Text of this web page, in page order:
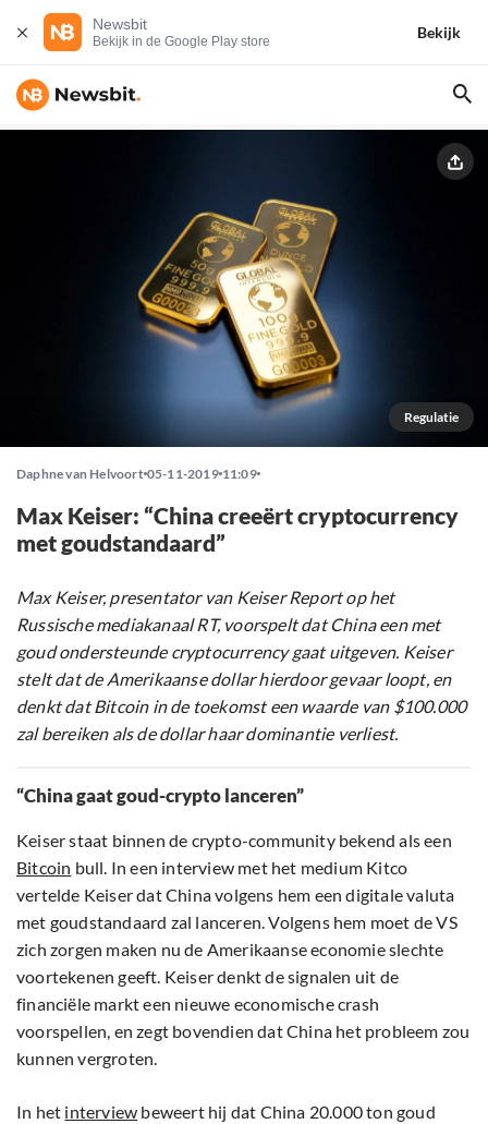
Newsbit
Bekijk in de Google Play store
Bekijk
Regulatie
Daphne van Helvoort 05-11-2019 11:09
Max Keiser: “China creeërt cryptocurrency
met goudstandaard”
Max Keiser, presentator van Keiser Report op het
Russische mediakanaal RT, voorspelt dat China een met
goud ondersteunde cryptocurrency gaat uitgeven. Keiser
stelt dat de Amerikaanse dollar hierdoor gevaar loopt, en
denkt dat Bitcoin in de toekomst een waarde van $100.000
zal bereiken als de dollar haar dominantie verliest.
“China gaat goud-crypto lanceren”
Keiser staat binnen de crypto-community bekend als een
Bitcoin bull. In een interview met het medium Kitco
vertelde Keiser dat China volgens hem een digitale valuta
met goudstandaard zal lanceren. Volgens hem moet de VS
zich zorgen maken nu de Amerikaanse economie slechte
voortekenen geeft. Keiser denkt de signalen uit de
financiële markt een nieuwe economische crash
voorspellen, en zegt bovendien dat China het probleem zou
kunnen vergroten.
In het interview beweert hij dat China 20.000 ton goud